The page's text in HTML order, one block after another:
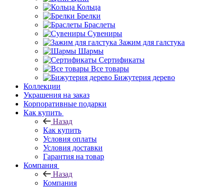
Кольца
Брелки
Браслеты
Сувениры
Зажим для галстука
Шармы
Сертификаты
Все товары
Бижутерия дерево
Коллекции
Украшения на заказ
Корпоративные подарки
Как купить
Назад
Как купить
Условия оплаты
Условия доставки
Гарантия на товар
Компания
Назад
Компания